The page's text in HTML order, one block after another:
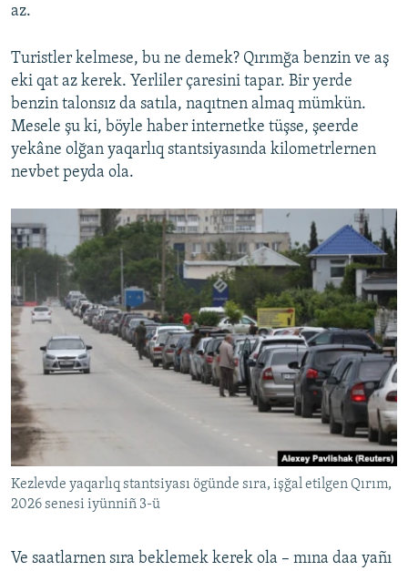
az.
Turistler kelmese, bu ne demek? Qırımğa benzin ve aş
eki qat az kerek. Yerliler çaresini tapar. Bir yerde
benzin talonsız da satıla, naqıtnen almaq mümkün.
Mesele şu ki, böyle haber internetke tüşse, şeerde
yekâne olğan yaqarlıq stantsiyasında kilometrlernen
nevbet peyda ola.
Kezlevde yaqarlıq stantsiyası ögünde sıra, işğal etilgen Qırım,
2026 senesi iyünniñ 3-ü
Ve saatlarnen sıra beklemek kerek ola – mına daa yañı